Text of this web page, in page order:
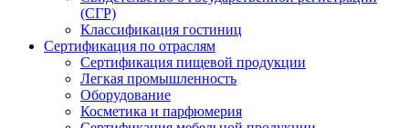
(СГР)
Классификация гостиниц
Сертификация по отраслям
Сертификация пищевой продукции
Легкая промышленность
Оборудование
Косметика и парфюмерия